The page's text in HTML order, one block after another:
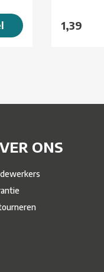
1,39
ONS